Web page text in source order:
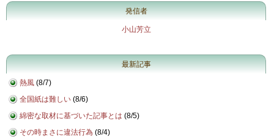
発信者
小山芳立
最新記事
熱風 (8/7)
全国紙は難しい (8/6)
綿密な取材に基づいた記事とは (8/5)
その時まさに違法行為 (8/4)